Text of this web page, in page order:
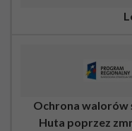
Ochrona walorów
Huta poprzez